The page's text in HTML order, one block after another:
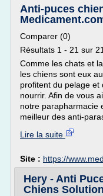
Anti-puces
Comparer (0)
Résultats 1 - 21 sur 21.
Comme les chats et
les chiens sont eux
profitent du pelage
nourrir. Afin de vous
notre parapharmacie
meilleur des anti-
Lire la suite
Site : https://
Hery - Anti
Chiens